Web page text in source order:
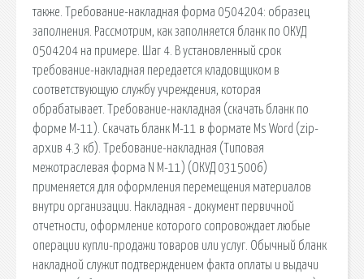
также. Требование-накладная форма 0504204: образец
заполнения. Рассмотрим, как заполняется бланк по ОКУД
0504204 на примере. Шаг 4. В установленный срок
требование-накладная передается кладовщиком в
соответствующую службу учреждения, которая
обрабатывает. Требование-накладная (скачать бланк по
форме М-11). Скачать бланк М-11 в формате Ms Word (zip-
архив 4.3 кб). Требование-накладная (Типовая
межотраслевая форма N М-11) (ОКУД 0315006)
применяется для оформления перемещения материалов
внутри организации. Накладная - документ первичной
отчетности, оформление которого сопровождает любые
операции купли-продажи товаров или услуг. Обычный бланк
накладной служит подтверждением факта оплаты и выдачи